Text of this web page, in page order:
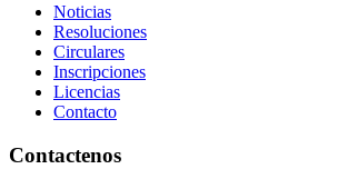
Noticias
Resoluciones
Circulares
Inscripciones
Licencias
Contacto
Contactenos